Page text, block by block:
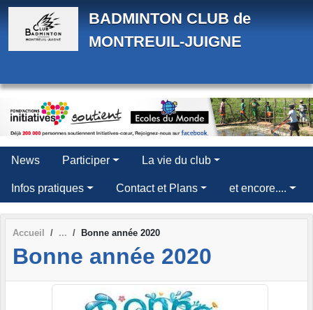
BADMINTON CLUB de
MONTREUIL-JUIGNE
News Participer La vie du club
Infos pratiques Contact et Plans et encore....
Accueil Bonne année 2020
Bonne année 2020
Panneau de gestion des cookies